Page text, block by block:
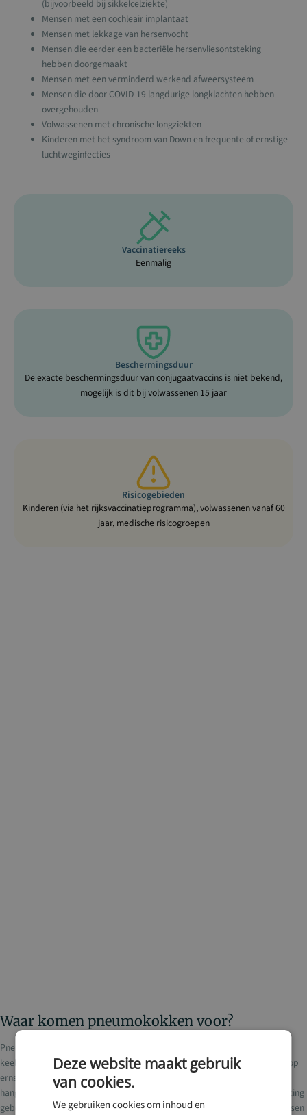
(bijvoorbeeld bij sikkelcelziekte)
Mensen met een cochleair implantaat
Mensen met lekkage van hersenvocht
Mensen die eerder een bacteriële hersenvliesontsteking
hebben doorgemaakt
Mensen met een verminderd werkend afweersysteem
Mensen die door COVID-19 langdurige longklachten hebben
overgehouden
Volwassenen met chronische longziekten
Kinderen met het syndroom van Down en frequente of ernstige
luchtweginfecties
Vaccinatiereeks
Eenmalig
Beschermingsduur
De exacte beschermingsduur van conjugaatvaccins is niet bekend,
mogelijk is dit bij volwassenen 15 jaar
Risicogebieden
Kinderen (via het rijksvaccinatieprogramma), volwassenen vanaf 60
jaar, medische risicogroepen
Waar komen pneumokokken voor?
Pneumokokken komen wereldwijd voor. De bacteriën leven in de neus- en
keelholte van veel mensen zonder dat ze daar ziek van worden. Het risico op
ernstige infecties is niet gebonden aan specifieke landen of regio’s, maar
hangt vooral af van je persoonlijke gezondheidssituatie en leeftijd. Besmetting
gebeurt vooral via druppeltjes uit de neus en kiel in omgevingen waar mensen
Deze website maakt gebruik
van cookies.
We gebruiken cookies om inhoud en